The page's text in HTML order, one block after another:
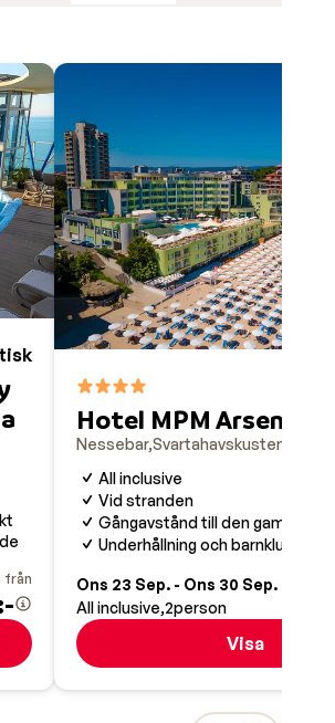
från
Hotel MPM Arsena
Nessebar Svartahavskusten
All inclusive
Vid stranden
Gångavstånd till den gamla
Underhållning och barnklubb
Ons 23 Sep. - Ons 30 Sep.
All inclusive 2person
Visa